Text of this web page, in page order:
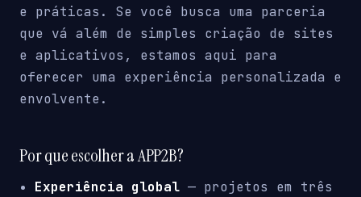
e práticas. Se você busca uma parceria
que vá além de simples criação de sites
e aplicativos, estamos aqui para
oferecer uma experiência personalizada e
envolvente.
Por que escolher a APP2B?
Experiência global — projetos em três